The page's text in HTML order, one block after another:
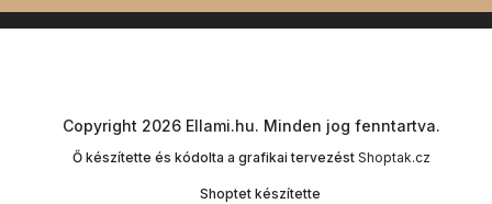
Shoptet készítette
Copyright 2026 Ellami.hu. Minden jog fenntartva.
Ő készítette és kódolta a grafikai tervezést Shoptak.cz